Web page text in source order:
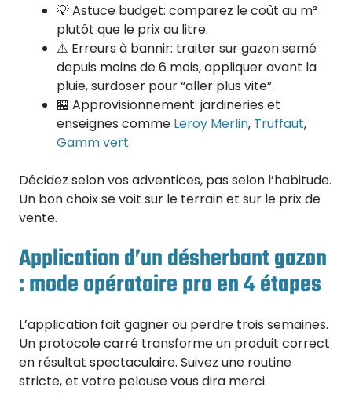
💡 Astuce budget: comparez le coût au m²
plutôt que le prix au litre.
⚠️ Erreurs à bannir: traiter sur gazon semé
depuis moins de 6 mois, appliquer avant la
pluie, surdoser pour “aller plus vite”.
🏪 Approvisionnement: jardineries et
enseignes comme Leroy Merlin, Truffaut,
Gamm vert.
Décidez selon vos adventices, pas selon l’habitude.
Un bon choix se voit sur le terrain et sur le prix de
vente.
Application d’un désherbant gazon
: mode opératoire pro en 4 étapes
L’application fait gagner ou perdre trois semaines.
Un protocole carré transforme un produit correct
en résultat spectaculaire. Suivez une routine
stricte, et votre pelouse vous dira merci.